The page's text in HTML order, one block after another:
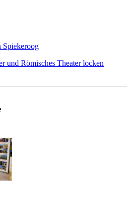
Spiekeroog
und Römisches Theater locken